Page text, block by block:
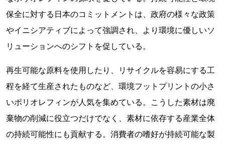
保全に対する日本のコミットメントは、政府の様々な政策
やイニシアティブによって強調され、より環境に優しいソ
リューションへのシフトを促している。
再生可能な原料を使用したり、リサイクルを容易にする工
程を経て生産されたものなど、環境フットプリントの小さ
いポリオレフィンが人気を集めている。こうした素材は廃
棄物の削減に役立つだけでなく、素材に依存する産業全体
の持続可能性にも貢献する。消費者の嗜好が持続可能な製